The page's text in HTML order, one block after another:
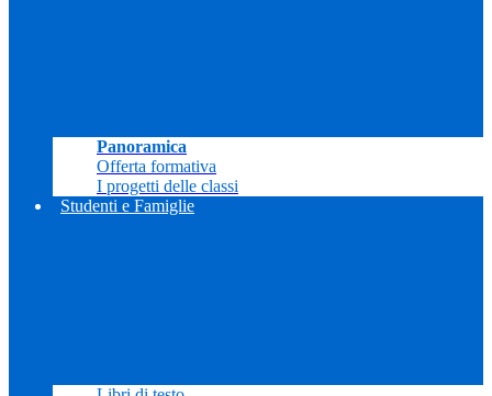
Panoramica
Offerta formativa
I progetti delle classi
Studenti e Famiglie